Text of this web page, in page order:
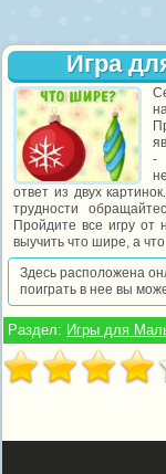
Игра
-
ответ из двух
трудности
Пройдите все игру от
выучить что шире, а
Здесь расположена
поиграть в нее вы
Раздел: Игры для